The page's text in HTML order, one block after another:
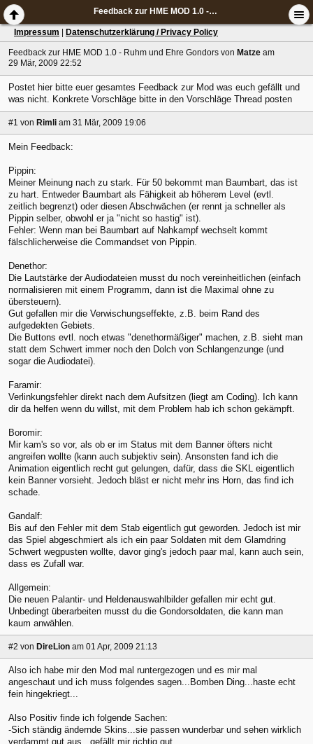
Feedback zur HME MOD 1.0 - Ruhm und Ehre Gondors
Impressum Datenschutzerklärung / Privacy Policy
Feedback zur HME MOD 1.0 - Ruhm und Ehre Gondors von Matze am
29 Mär, 2009 22:52
Postet hier bitte euer gesamtes Feedback zur Mod was euch gefällt und
was nicht. Konkrete Vorschläge bitte in den Vorschläge Thread posten
#1 von Rimli am 31 Mär, 2009 19:06
Mein Feedback:
Pippin:
Meiner Meinung nach zu stark. Für 50 bekommt man Baumbart, das ist
zu hart. Entweder Baumbart als Fähigkeit ab höherem Level (evtl.
zeitlich begrenzt) oder diesen Abschwächen (er rennt ja schneller als
Pippin selber, obwohl er ja "nicht so hastig" ist).
Fehler: Wenn man bei Baumbart auf Nahkampf wechselt kommt
fälschlicherweise die Commandset von Pippin.
Denethor:
Die Lautstärke der Audiodateien musst du noch vereinheitlichen (einfach
normalisieren mit einem Programm, dann ist die Maximal ohne zu
übersteuern).
Gut gefallen mir die Verwischungseffekte, z.B. beim Rand des
aufgedekten Gebiets.
Die Buttons evtl. noch etwas "denethormäßiger" machen, z.B. sieht man
statt dem Schwert immer noch den Dolch von Schlangenzunge (und
sogar die Audiodatei).
Faramir:
Verlinkungsfehler direkt nach dem Aufsitzen (liegt am Coding). Ich kann
dir da helfen wenn du willst, mit dem Problem hab ich schon gekämpft.
Boromir:
Mir kam's so vor, als ob er im Status mit dem Banner öfters nicht
angreifen wollte (kann auch subjektiv sein). Ansonsten fand ich die
Animation eigentlich recht gut gelungen, dafür, dass die SKL eigentlich
kein Banner vorsieht. Jedoch bläst er nicht mehr ins Horn, das find ich
schade.
Gandalf:
Bis auf den Fehler mit dem Stab eigentlich gut geworden. Jedoch ist mir
das Spiel abgeschmiert als ich ein paar Soldaten mit dem Glamdring
Schwert wegpusten wollte, davor ging's jedoch paar mal, kann auch sein,
dass es Zufall war.
Allgemein:
Die neuen Palantir- und Heldenauswahlbilder gefallen mir echt gut.
Unbedingt überarbeiten musst du die Gondorsoldaten, die kann man
kaum anwählen.
#2 von DireLion am 01 Apr, 2009 21:13
Also ich habe mir den Mod mal runtergezogen und es mir mal
angeschaut und ich muss folgendes sagen...Bomben Ding...haste echt
fein hingekriegt...
Also Positiv finde ich folgende Sachen:
-Sich ständig ändernde Skins...sie passen wunderbar und sehen wirklich
verdammt gut aus...gefällt mir richtig gut